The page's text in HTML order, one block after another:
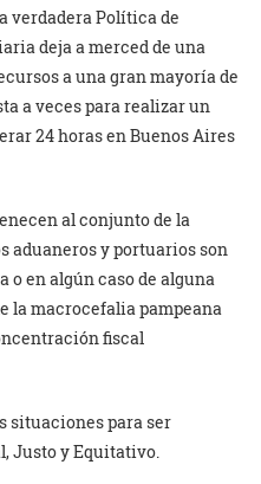
verdadera Política de
deja a merced de una
a una gran mayoría de
a veces para realizar un
24 horas en Buenos Aires
al conjunto de la
aduaneros y portuarios son
o en algún caso de alguna
la macrocefalia pampeana
fiscal
situaciones para ser
Justo y Equitativo.